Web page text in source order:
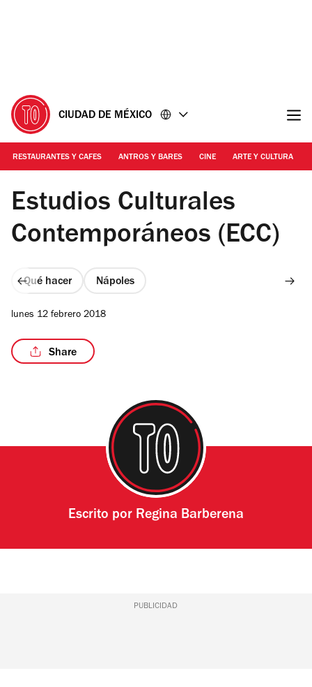
CIUDAD DE MÉXICO
RESTAURANTES Y CAFES ANTROS Y BARES CINE ARTE Y CULTURA
Foto: Alejandra Carbajal
Estudios Culturales
Contemporáneos (ECC)
Qué hacer Nápoles
lunes 12 febrero 2018
Share
Escrito por Regina Barberena
PUBLICIDAD